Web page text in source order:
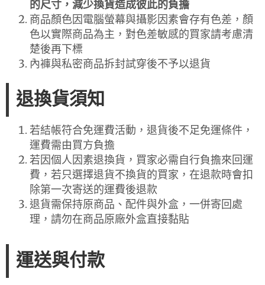
的尺寸，減少換貨造成彼此的負擔
商品顏色因電腦螢幕與攝影因素會存有色差，顏
色以實際商品為主，對色差敏感的買家請考慮清
楚後再下標
內褲與私密商品拆封試穿後不予以退貨
退換貨須知
若結帳符合免運費活動，退貨後不足免運條件，
運費需由買方負擔
若因個人因素退換貨，買家必需自行負擔來回運
費，若只選擇退貨不換貨的買家，在退款時會扣
除第一次寄送的運費後退款
退貨需保持原商品、配件與外盒，一併寄回處
理，請勿在商品原廠外盒直接黏貼
運送與付款